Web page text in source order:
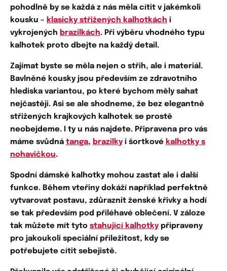
pohodlně by se každá z nás měla cítit v jakémkoli
kousku – klasicky střižených kalhotkách i
vykrojených brazilkách. Při výběru vhodného typu
kalhotek proto dbejte na každý detail.
Zajímat byste se měla nejen o střih, ale i materiál.
Bavlněné kousky jsou především ze zdravotního
hlediska variantou, po které bychom měly sahat
nejčastěji. Asi se ale shodneme, že bez elegantně
střižených krajkových kalhotek se prostě
neobejdeme. I ty u nás najdete. Připravena pro vás
máme svůdná tanga, brazilky i šortkové kalhotky s
nohavičkou.
Spodní dámské kalhotky mohou zastat ale i další
funkce. Během vteřiny dokáží například perfektně
vytvarovat postavu, zdůraznit ženské křivky a hodí
se tak především pod přiléhavé oblečení. V záloze
tak můžete mít tyto stahující kalhotky připraveny
pro jakoukoli speciální příležitost, kdy se
potřebujete cítit sebejistě.